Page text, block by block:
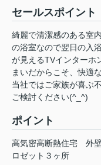
セールスポイント
綺麗で清潔感のある室
の浴室なので翌日の入
が見えるTVインターホ
まいだからこそ、快適
当社ではご家族が喜ぶ
ご検討ください(^_^)
ポイント
高気密高断熱住宅 外
ロゼット３ヶ所